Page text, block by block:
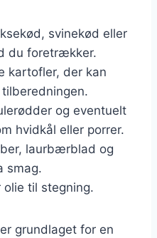
svinekød eller
du foretrækker.
kartofler, der kan
og eventuelt
hvidkål eller porrer.
laurbærblad og
smag.
olie til stegning.
grundlaget for en